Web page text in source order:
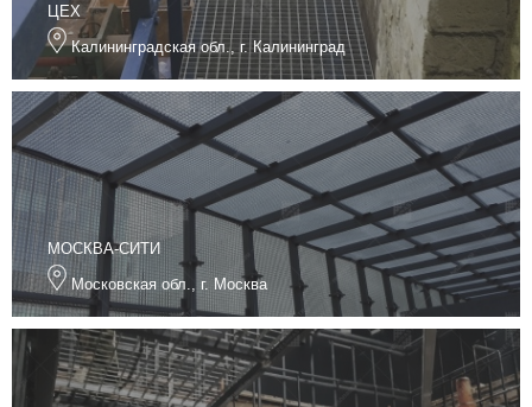
ЦЕХ
Калининградская обл., г. Калининград
МОСКВА-СИТИ
Московская обл., г. Москва